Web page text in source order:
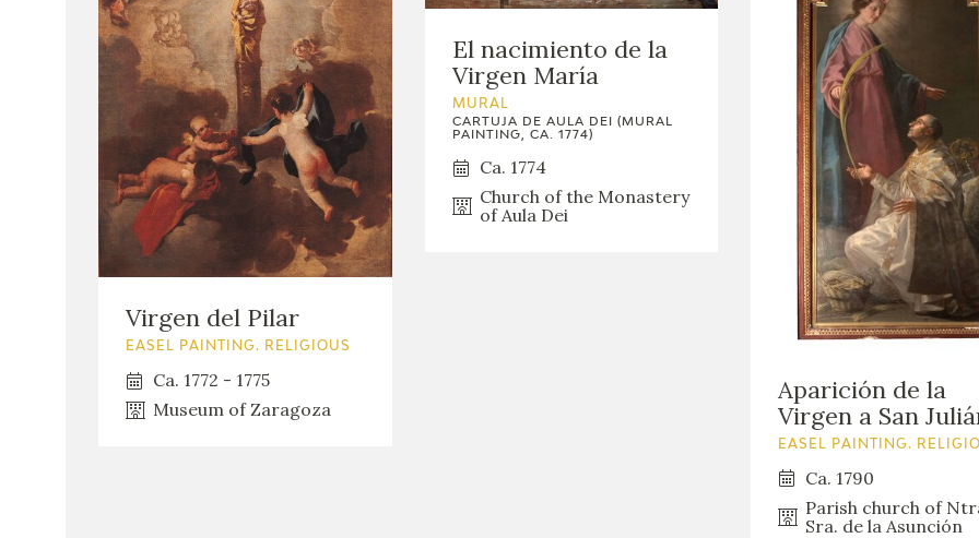
Virgen del Pilar
EASEL PAINTING. RELIGIOUS
Ca. 1772 - 1775
Museum of Zaragoza
El nacimiento de la
Virgen María
MURAL
CARTUJA DE AULA DEI (MURAL
PAINTING, CA. 1774)
Ca. 1774
Church of the Monastery
of Aula Dei
Aparición de la
Virgen a San
EASEL PAINTING.
Ca. 1790
Parish church of
Sra. de la Asunción